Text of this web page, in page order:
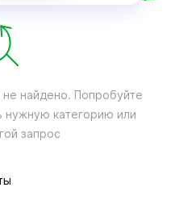
найдено. Попробуйте
нужную категорию или
запрос